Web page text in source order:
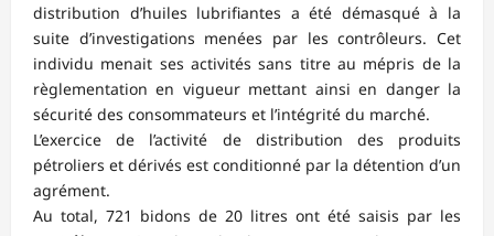
distribution d’huiles lubrifiantes a été démasqué à la
suite d’investigations menées par les contrôleurs. Cet
individu menait ses activités sans titre au mépris de la
règlementation en vigueur mettant ainsi en danger la
sécurité des consommateurs et l’intégrité du marché.
L’exercice de l’activité de distribution des produits
pétroliers et dérivés est conditionné par la détention d’un
agrément.
Au total, 721 bidons de 20 litres ont été saisis par les